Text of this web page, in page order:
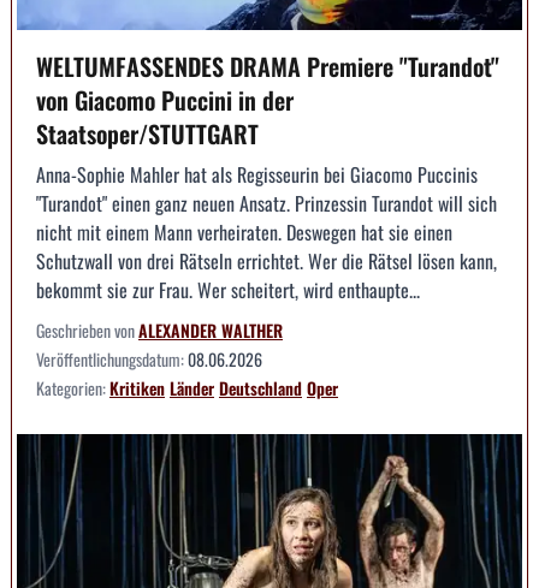
WELTUMFASSENDES DRAMA Premiere "Turandot"
von Giacomo Puccini in der
Staatsoper/STUTTGART
Anna-Sophie Mahler hat als Regisseurin bei Giacomo Puccinis
"Turandot" einen ganz neuen Ansatz. Prinzessin Turandot will sich
nicht mit einem Mann verheiraten. Deswegen hat sie einen
Schutzwall von drei Rätseln errichtet. Wer die Rätsel lösen kann,
bekommt sie zur Frau. Wer scheitert, wird enthaupte...
Geschrieben vonALEXANDER WALTHER
Veröffentlichungsdatum:08.06.2026
Kategorien:KritikenLänderDeutschlandOper